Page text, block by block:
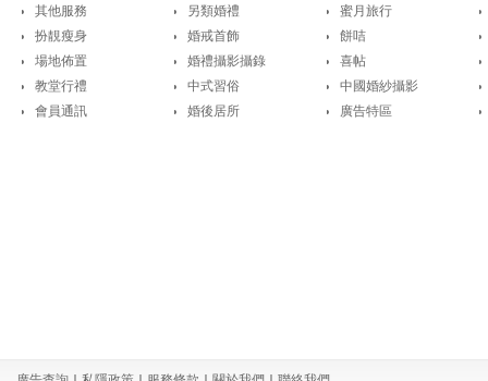
其他服務
扮靚瘦身
場地佈置
教堂行禮
會員通訊
另類婚禮
婚戒首飾
婚禮攝影攝錄
中式習俗
婚後居所
蜜月旅行
餅咭
喜帖
中國婚紗攝影
廣告特區